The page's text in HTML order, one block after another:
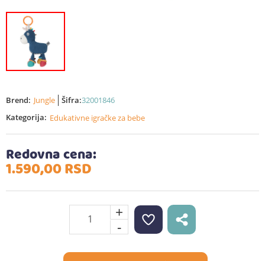
Brend: Jungle Šifra:32001846
Kategorija: Edukativne igračke za bebe
Redovna cena:
1.590,00RSD
+
-